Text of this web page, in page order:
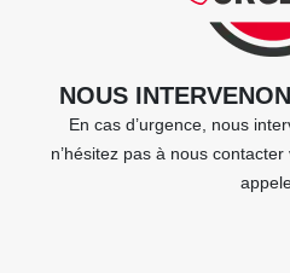
NOUS
En cas d’urgence, nous
n’hésitez pas à nous